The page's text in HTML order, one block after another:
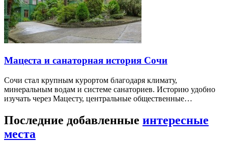
Мацеста и санаторная история Сочи
Сочи стал крупным курортом благодаря климату,
минеральным водам и системе санаториев. Историю удобно
изучать через Мацесту, центральные общественные…
Последние добавленные интересные
места